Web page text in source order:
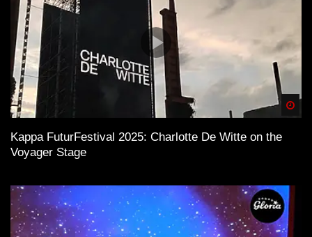
Kappa FuturFestival 2025: Charlotte De Witte on the
Voyager Stage